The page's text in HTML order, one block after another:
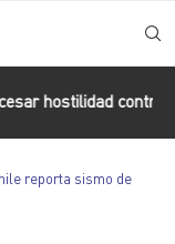
contra Cuba
reporta sismo de